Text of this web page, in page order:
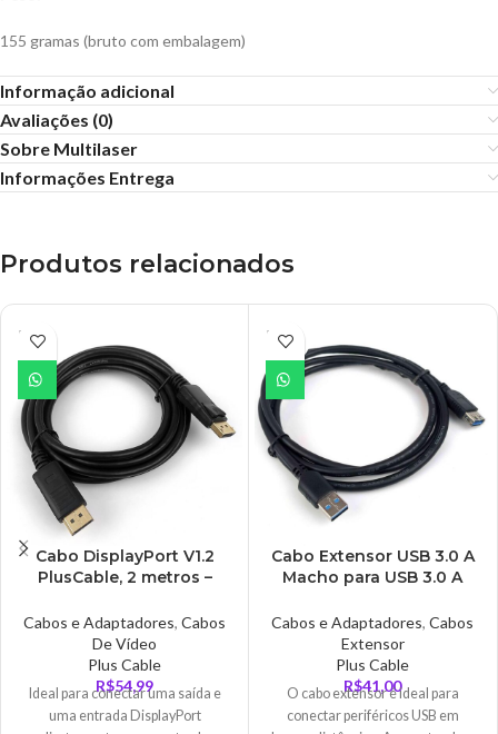
155 gramas (bruto com embalagem)
Informação adicional
Avaliações (0)
Sobre Multilaser
Informações Entrega
Produtos relacionados
ESGO
TADO
Cabo DisplayPort V1.2
PlusCable, 2 metros –
Cabos e Adaptadores, Cabos
De Vídeo
Plus Cable
R$54,99
Ideal para conectar uma saída e
uma entrada DisplayPort
ESGO
TADO
Cabo Extensor USB 3.0 A
Macho para USB 3.0 A
Metros – USBAF3030
Cabos e Adaptadores, Cabos
Extensor
Plus Cable
R$41,00
O cabo extensor é ideal para
conectar periféricos USB em